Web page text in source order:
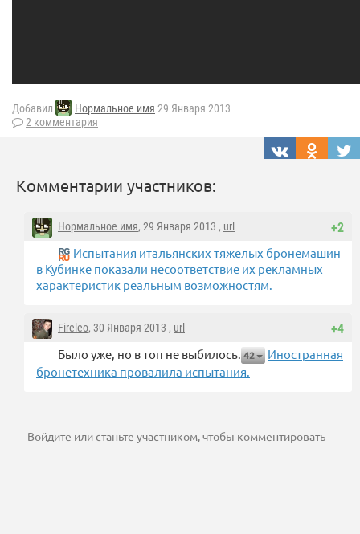
Добавил Нормальное имя 29 Января 2013
2 комментария
Комментарии участников:
+2
Нормальное имя, 29 Января 2013 , url
Испытания итальянских тяжелых бронемашин
в Кубинке показали несоответствие их рекламных
характеристик реальным возможностям.
+4
Fireleo, 30 Января 2013 , url
Было уже, но в топ не выбилось. 42
Иностранная
бронетехника провалила испытания.
Войдите илистаньте участником, чтобы комментировать